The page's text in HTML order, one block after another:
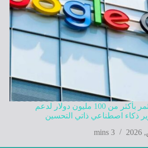
جوجل كلاود تستثمر بأكثر من 100 مليون دولار لدعم
3 mins